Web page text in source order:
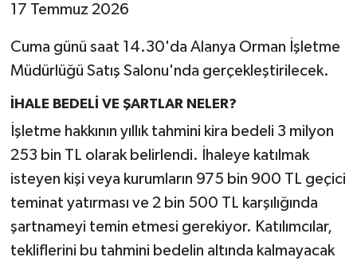
17 Temmuz 2026
Cuma günü saat 14.30'da Alanya Orman İşletme
Müdürlüğü Satış Salonu'nda gerçekleştirilecek.
İHALE BEDELİ VE ŞARTLAR NELER?
İşletme hakkının yıllık tahmini kira bedeli 3 milyon
253 bin TL olarak belirlendi. İhaleye katılmak
isteyen kişi veya kurumların 975 bin 900 TL geçici
teminat yatırması ve 2 bin 500 TL karşılığında
şartnameyi temin etmesi gerekiyor. Katılımcılar,
tekliflerini bu tahmini bedelin altında kalmayacak